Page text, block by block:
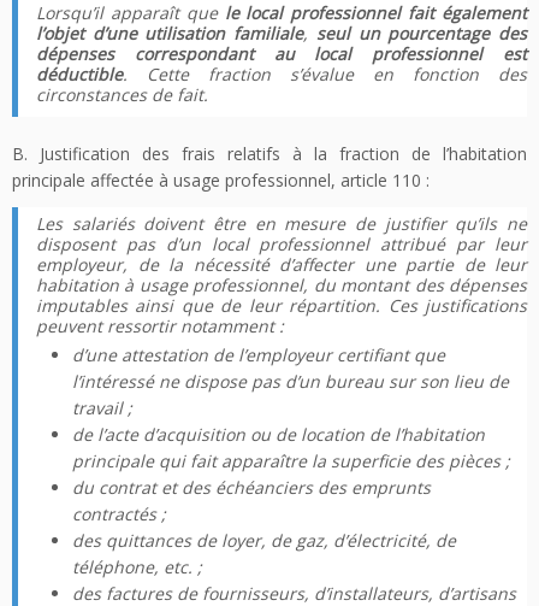
Lorsqu’il apparaît que le local professionnel fait également
l’objet d’une utilisation familiale, seul un pourcentage des
dépenses correspondant au local professionnel est
déductible. Cette fraction s’évalue en fonction des
circonstances de fait.
B. Justification des frais relatifs à la fraction de l’habitation
principale affectée à usage professionnel, article 110 :
Les salariés doivent être en mesure de justifier qu’ils ne
disposent pas d’un local professionnel attribué par leur
employeur, de la nécessité d’affecter une partie de leur
habitation à usage professionnel, du montant des dépenses
imputables ainsi que de leur répartition. Ces justifications
peuvent ressortir notamment :
d’une attestation de l’employeur certifiant que
l’intéressé ne dispose pas d’un bureau sur son lieu de
travail ;
de l’acte d’acquisition ou de location de l’habitation
principale qui fait apparaître la superficie des pièces ;
du contrat et des échéanciers des emprunts
contractés ;
des quittances de loyer, de gaz, d’électricité, de
téléphone, etc. ;
des factures de fournisseurs, d’installateurs, d’artisans